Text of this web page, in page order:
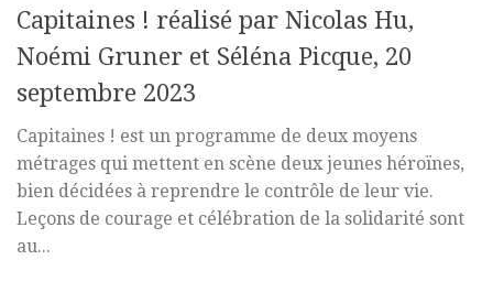
Capitaines ! réalisé par Nicolas Hu,
Noémi Gruner et Séléna Picque, 20
septembre 2023
Capitaines ! est un programme de deux moyens
métrages qui mettent en scène deux jeunes héroïnes,
bien décidées à reprendre le contrôle de leur vie.
Leçons de courage et célébration de la solidarité sont
au...